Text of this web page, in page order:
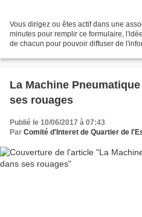
Vous dirigez ou êtes actif dans une
minutes pour remplir ce formulaire,
de chacun pour pouvoir diffuser de
La Machine
ses rouages
Publié le 10/06/2017 à 07:43
Par Comité d'Interet de Quartier de